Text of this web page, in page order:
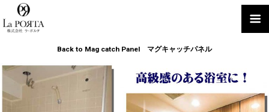
Back to Mag catch Panel マグキャッチパネル